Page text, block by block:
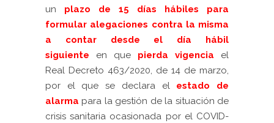
un plazo de 15 días hábiles para
formular alegaciones contra la misma
a contar desde el día hábil
siguiente
en que pierda vigencia
el
Real Decreto 463/2020, de 14 de marzo,
por el que se declara el
estado de
alarma para la gestión de la situación de
crisis sanitaria ocasionada por el COVID-